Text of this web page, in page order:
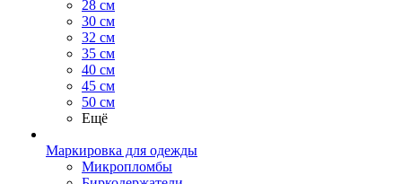
28 см
30 см
32 см
35 см
40 см
45 см
50 см
Ещё
Маркировка для одежды
Микропломбы